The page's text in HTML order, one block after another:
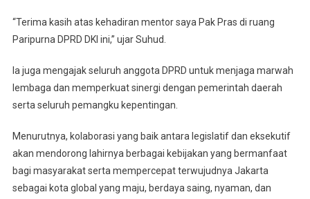
“Terima kasih atas kehadiran mentor saya Pak Pras di ruang
Paripurna DPRD DKI ini,” ujar Suhud.
Ia juga mengajak seluruh anggota DPRD untuk menjaga marwah
lembaga dan memperkuat sinergi dengan pemerintah daerah
serta seluruh pemangku kepentingan.
Menurutnya, kolaborasi yang baik antara legislatif dan eksekutif
akan mendorong lahirnya berbagai kebijakan yang bermanfaat
bagi masyarakat serta mempercepat terwujudnya Jakarta
sebagai kota global yang maju, berdaya saing, nyaman, dan